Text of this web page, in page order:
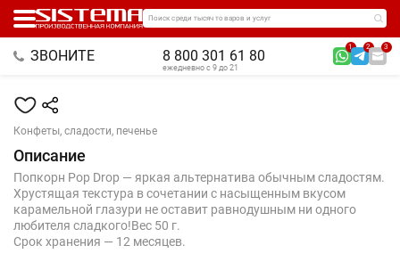
Поиск среди тысяч товаров и услуг
ЗВОНИТЕ 8 800 301 61 80
1 2 3
ежедневно с 9 до 21
Конфеты, сладости, печенье
Описание
Попкорн Pop Drop — яркая альтернатива обычным сладостям.
Хрустящая текстура в сочетании с насыщенным вкусом
карамельной глазури не оставит равнодушным ни одного
любителя сладкого!Вес 50 г.
Срок хранения — 12 месяцев.